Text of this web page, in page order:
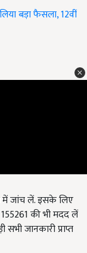
बड़ा फैसला, 12वीं
में जांच लें. इसके लिए
की भी मदद लें
जानकारी प्राप्त